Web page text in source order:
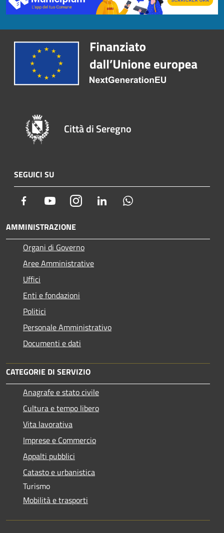
Città di Seregno
SEGUICI SU
Facebook YoutubeInstagram LinkedIn
AMMINISTRAZIONE
Organi di Governo
Aree Amministrative
Uffici
Enti e fondazioni
Politici
Personale Amministrativo
Documenti e dati
CATEGORIE DI SERVIZIO
Anagrafe e stato civile
Cultura e tempo libero
Vita lavorativa
Imprese e Commercio
Appalti pubblici
Catasto e urbanistica
Turismo
Mobilità e trasporti